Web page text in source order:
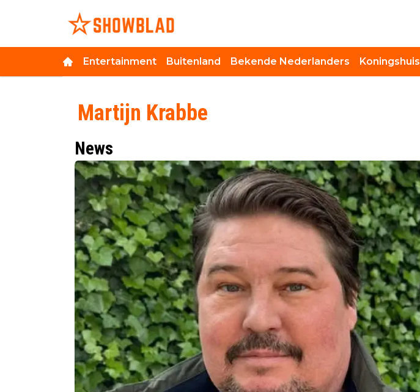
Entertainment Buitenland Bekende Nederlanders Koningshuis
Martijn Krabbe
News